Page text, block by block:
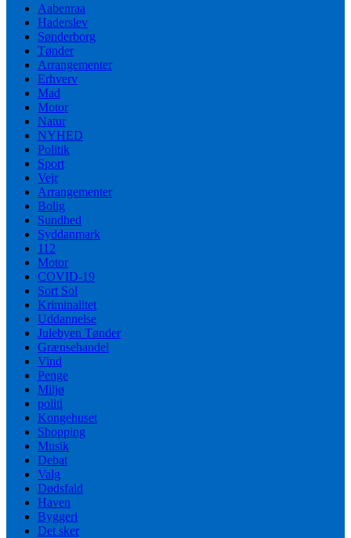
Aabenraa
Haderslev
Sønderborg
Tønder
Arrangementer
Erhverv
Mad
Motor
Natur
NYHED
Politik
Sport
Vejr
Arrangementer
Bolig
Sundhed
Syddanmark
112
Motor
COVID-19
Sort Sol
Kriminalitet
Uddannelse
Julebyen Tønder
Grænsehandel
Vind
Penge
Miljø
politi
Kongehuset
Shopping
Musik
Debat
Valg
Dødsfald
Haven
Byggeri
Det sker